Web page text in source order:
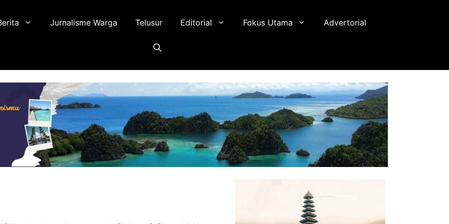
Jurnalisme Warga Telusur Editorial Fokus Utama Advertorial